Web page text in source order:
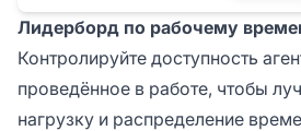
Лидерборд по рабочему
Контролируйте доступность
проведённое в работе, чтобы
нагрузку и распределение